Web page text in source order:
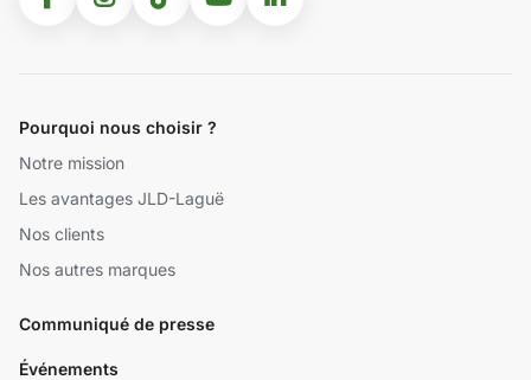
Pourquoi nous choisir ?
Notre mission
Les avantages JLD-Laguë
Nos clients
Nos autres marques
Communiqué de presse
Événements